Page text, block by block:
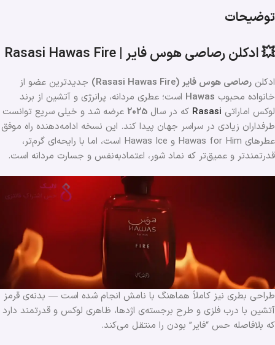
توضیحات
💥ادکلن رصاصی هوس فایر | Rasasi Hawas Fire
ادکلن رصاصی هوس فایر (Rasasi Hawas Fire)
جدیدترین عضو از
خانواده محبوب Hawas است؛ عطری مردانه، پرانرژی و آتشین از برند
لوکس اماراتی Rasasi که در سال 2025 عرضه شد و خیلی سریع توانست
طرفداران زیادی در سراسر جهان پیدا کند. این نسخه ادامه‌دهنده راه موفق
عطرهای Hawas for Him و Hawas Ice است، اما با رایحه‌ای گرم‌تر،
قدرتمندتر و عمیق‌تر که نماد شور، اعتمادبه‌نفس و جسارت مردانه است.
طراحی بطری نیز کاملاً هماهنگ با نامش انجام شده است — بدنه‌ی قرمز
آتشین با درب فلزی و طرح برجسته‌ی اژدها، ظاهری لوکس و قدرتمند دارد
که بلافاصله حس “فایر” بودن را منتقل می‌کند.